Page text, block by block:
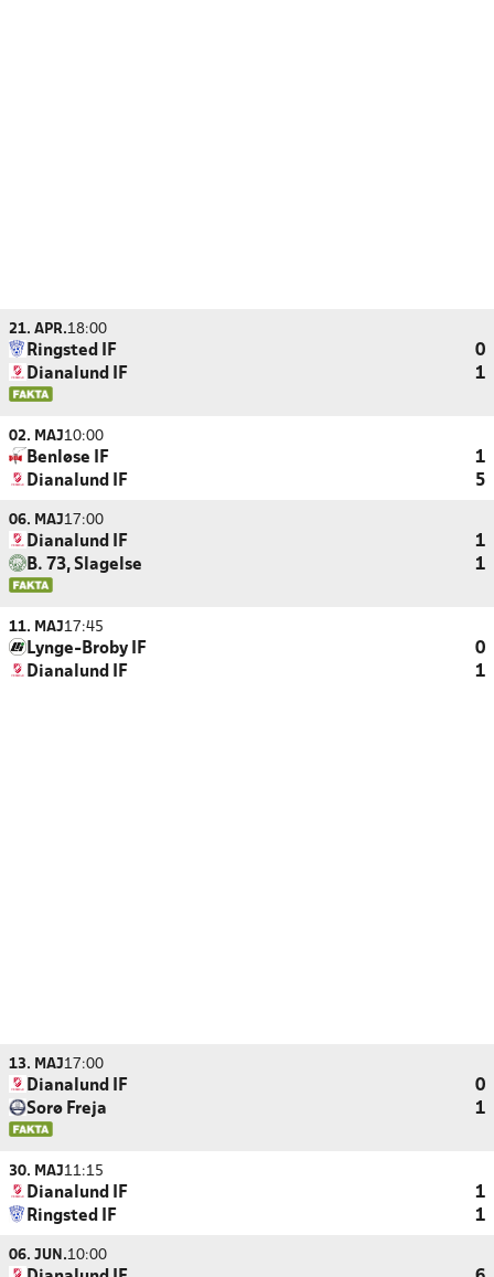
21. APR.18:00
Ringsted IF
0
Dianalund IF
1
02. MAJ10:00
Benløse IF
1
Dianalund IF
5
06. MAJ17:00
Dianalund IF
1
B. 73, Slagelse
1
11. MAJ17:45
Lynge-Broby IF
0
Dianalund IF
1
13. MAJ17:00
Dianalund IF
0
Sorø Freja
1
30. MAJ11:15
Dianalund IF
1
Ringsted IF
1
06. JUN.10:00